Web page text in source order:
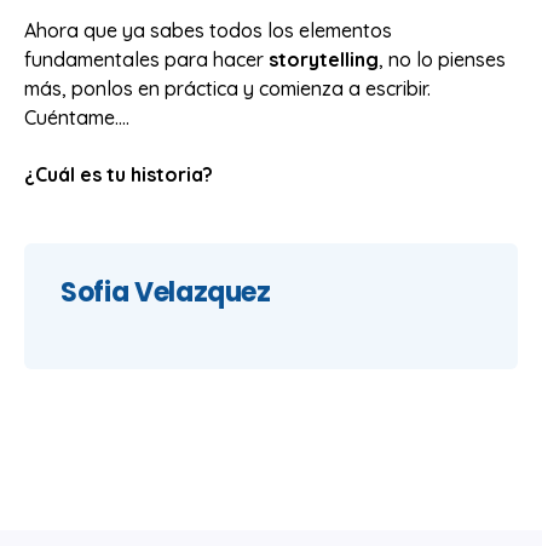
Ahora que ya sabes todos los elementos
fundamentales para hacer storytelling, no lo pienses
más, ponlos en práctica y comienza a escribir.
Cuéntame....
¿Cuál es tu historia?
Sofia Velazquez